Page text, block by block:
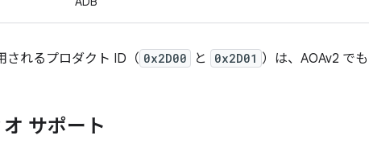
されるプロダクト ID（ 0x2D00 と 0x2D01 ）は、AOAv2 で
サポート